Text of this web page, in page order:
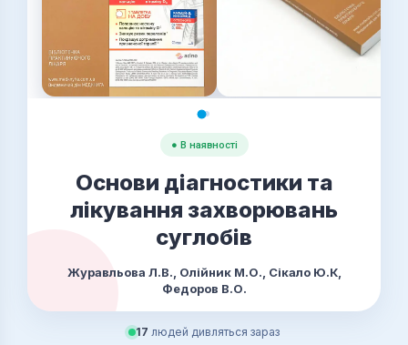
● В наявності
Основи діагностики та
лікування захворювань
суглобів
Журавльова Л.В., Олійник М.О., Сікало Ю.К,
Федоров В.О.
17 людей дивляться зараз